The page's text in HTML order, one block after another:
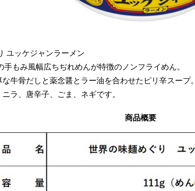
ユッケジャンラーメン
手もみ風幅広ちぢれめんが特徴のノンフライめん。
牛骨だしと薬念醤とラー油を合わせたピリ辛スープ。
ラ、唐辛子、ごま、ネギです。
商品概要